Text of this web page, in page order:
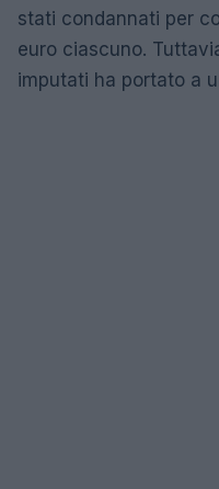
stati condannati per
euro ciascuno.
imputati ha portato a